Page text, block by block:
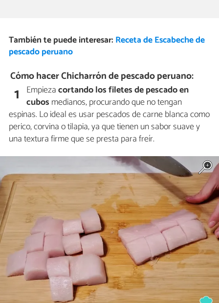
También te puede interesar: Receta de Escabeche de
pescado peruano
Cómo hacer Chicharrón de pescado peruano:
1 Empiezacortando los filetes depescado en
cubos medianos, procurando que no tengan
espinas. Lo ideal es usar pescados de carne blanca como
perico, corvina o tilapia, ya que tienen un sabor suave y
una textura firme que se presta para freír.